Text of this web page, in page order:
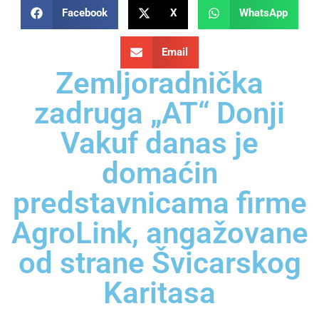
Facebook X WhatsApp
Email
Zemljoradnička
zadruga „AT“ Donji
Vakuf danas je
domaćin
predstavnicama firme
AgroLink, angažovane
od strane Švicarskog
Karitasa